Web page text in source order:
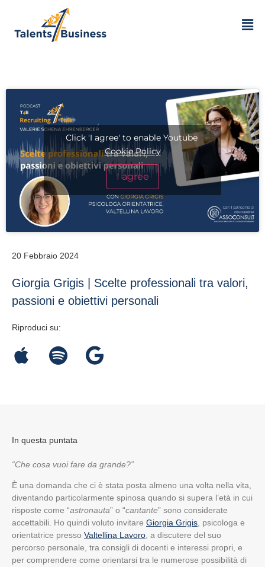
Click 'I agree' to enable Youtube
Cookie Policy
I agree
20 Febbraio 2024
Giorgia Grigis | Scelte professionali tra valori,
passioni e obiettivi personali
Riproduci su:
In questa puntata
“Che cosa vuoi fare da grande?”
È una domanda che ci è stata posta almeno una volta nella vita,
diventando particolarmente spinosa quando si supera l’età in cui
risposte come “astronauta” o “cantante” sono considerate
accettabili. Ho quindi voluto invitare Giorgia Grigis , psicologa e
orientatrice presso Valtellina Lavoro , a discutere del suo
percorso personale, tra consigli di docenti e interessi propri, e
per comprendere come orientarsi tra le numerose possibilità di